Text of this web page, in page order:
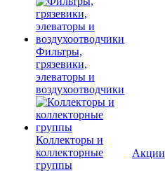
Фильтры,
грязевики,
элеваторы и
воздухоотводчики
Коллекторы и
коллекторные
группы
Акции